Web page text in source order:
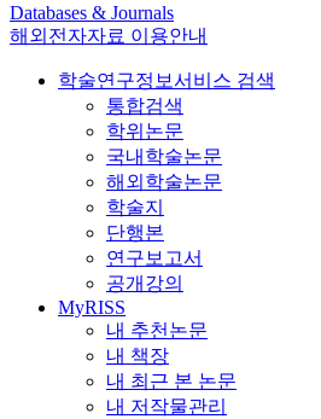
Databases & Journals
해외전자자료 이용안내
학술연구정보서비스 검색
통합검색
학위논문
국내학술논문
해외학술논문
학술지
단행본
연구보고서
공개강의
MyRISS
내 추천논문
내 책장
내 최근 본 논문
내 저작물관리